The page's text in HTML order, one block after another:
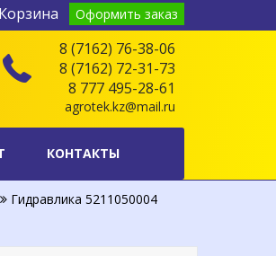
Оформить заказ
8 (7162) 76-38-06
8 (7162) 72-31-73
8 777 495-28-61
agrotek.kz@mail.ru
КОНТАКТЫ
Гидравлика 5211050004